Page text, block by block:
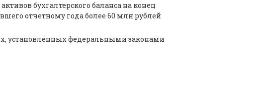
бухгалтерского баланса на конец
отчетному года более 60 млн рублей
установленных федеральными законами